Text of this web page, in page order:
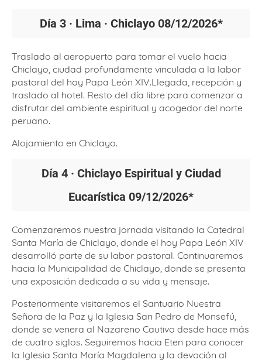
Día 3 · Lima · Chiclayo08/12/2026*
Traslado al aeropuerto para tomar el vuelo hacia
Chiclayo, ciudad profundamente vinculada a la labor
pastoral del hoy Papa León XIV.Llegada, recepción y
traslado al hotel. Resto del día libre para comenzar a
disfrutar del ambiente espiritual y acogedor del norte
peruano.
Alojamiento en Chiclayo.
Día 4 · Chiclayo Espiritual y Ciudad
Eucarística 09/12/2026*
Comenzaremos nuestra jornada visitando la Catedral
Santa María de Chiclayo, donde el hoy Papa León XIV
desarrolló parte de su labor pastoral. Continuaremos
hacia la Municipalidad de Chiclayo, donde se presenta
una exposición dedicada a su vida y mensaje.
Posteriormente visitaremos el Santuario Nuestra
Señora de la Paz y la Iglesia San Pedro de Monsefú,
donde se venera al Nazareno Cautivo desde hace más
de cuatro siglos. Seguiremos hacia Eten para conocer
la Iglesia Santa María Magdalena y la devoción al